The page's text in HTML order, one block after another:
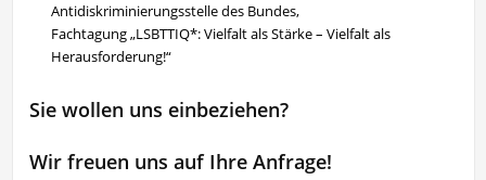
Antidiskriminierungsstelle des Bundes,
Fachtagung „LSBTTIQ*: Vielfalt als Stärke – Vielfalt als
Herausforderung!“
Sie wollen uns einbeziehen?
Wir freuen uns auf Ihre Anfrage!